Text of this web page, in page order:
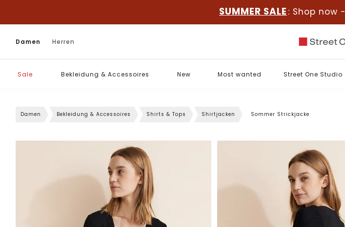
SUMMER SALE : Shop now -
Damen Herren
Sale Bekleidung & Accessoires New Most wanted Street One Studio
Damen Bekleidung & Accessoires Shirts & Tops Shirtjacken Sommer Strickjacke